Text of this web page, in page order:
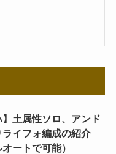
】土属性ソロ、アンド
ライフォ編成の紹介
オートで可能）